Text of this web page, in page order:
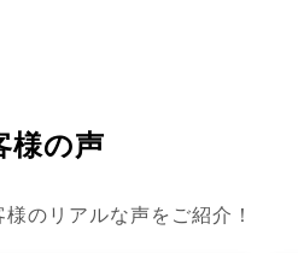
様の声
のリアルな声をご紹介！